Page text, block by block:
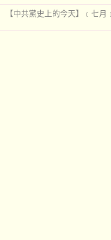
【中共黨史上的今天】﹝七月